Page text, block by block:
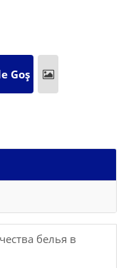
белья в